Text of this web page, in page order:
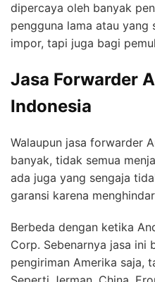
dipercaya oleh banyak
pengguna lama atau yang
impor, tapi juga bagi
Jasa Forwarder
Indonesia
Walaupun jasa forwarder
banyak, tidak semua
ada juga yang sengaja
garansi karena
Berbeda dengan ketika
Corp. Sebenarnya jasa ini
pengiriman Amerika saja,